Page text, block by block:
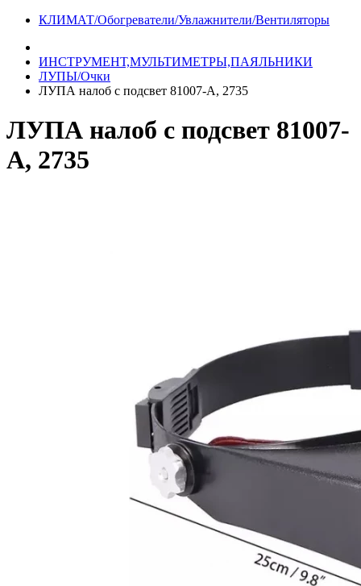
КЛИМАТ/Обогреватели/Увлажнители/Вентиляторы
ИНСТРУМЕНТ,МУЛЬТИМЕТРЫ,ПАЯЛЬНИКИ
ЛУПЫ/Очки
ЛУПА налоб с подсвет 81007-А, 2735
ЛУПА налоб с подсвет 81007-
А, 2735